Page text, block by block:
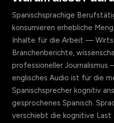
Spanischsprachige
konsumieren erhebliche
Inhalte für die Arbeit —
Branchenberichte,
professioneller Journalismus
englisches Audio ist für die
Spanischsprecher kognitiv
gesprochenes Spanisch.
verschiebt die kognitive Last